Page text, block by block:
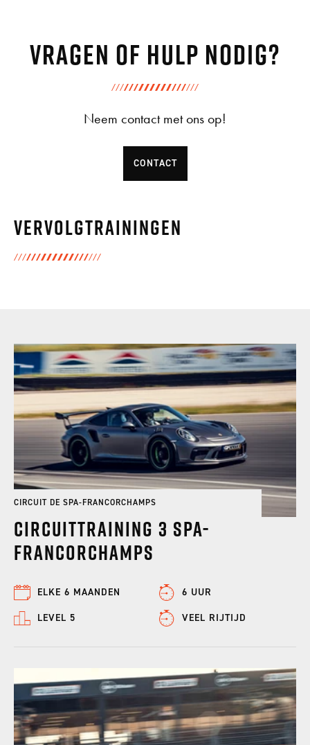
Vragen of hulp nodig?
Neem contact met ons op!
CONTACT
Vervolgtrainingen
CIRCUIT DE SPA-FRANCORCHAMPS
Circuittraining 3 Spa-
Francorchamps
ELKE 6 MAANDEN
6 UUR
LEVEL 5
VEEL RIJTIJD